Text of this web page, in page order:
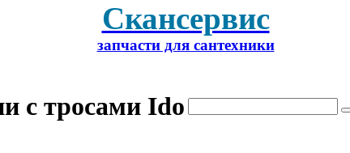
Скансервис
запчасти для сантехники
с тросами Ido